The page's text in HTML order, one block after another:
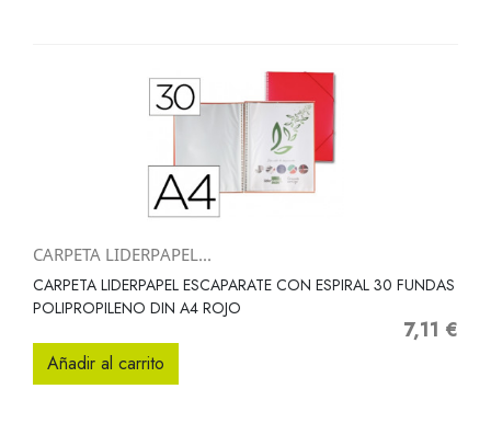
CARPETA LIDERPAPEL...
CARPETA LIDERPAPEL ESCAPARATE CON ESPIRAL 30 FUNDAS
POLIPROPILENO DIN A4 ROJO
Precio
7,11 €
Añadir al carrito